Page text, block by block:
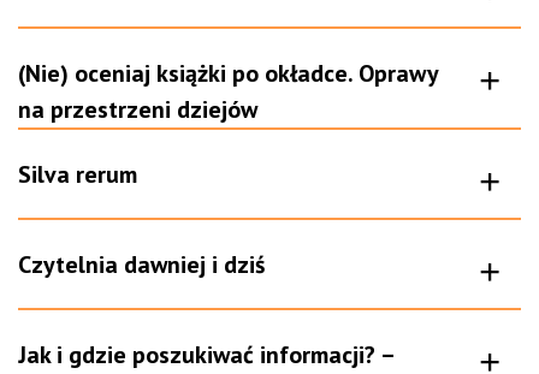
(Nie) oceniaj książki po okładce. Oprawy
na przestrzeni dziejów
Silva rerum
Czytelnia dawniej i dziś
Jak i gdzie poszukiwać informacji? –